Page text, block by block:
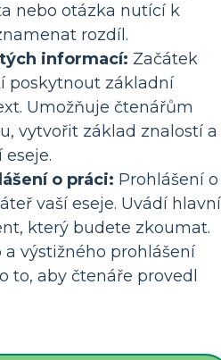
nebo otázka nutící k
rozdíl.
informací: Začátek
poskytnout základní
Umožňuje čtenářům
vytvořit základ znalostí a
o práci: Prohlášení o
vaší eseje. Uvádí hlavní
který budete zkoumat.
výstižného prohlášení
to, aby čtenáře provedl